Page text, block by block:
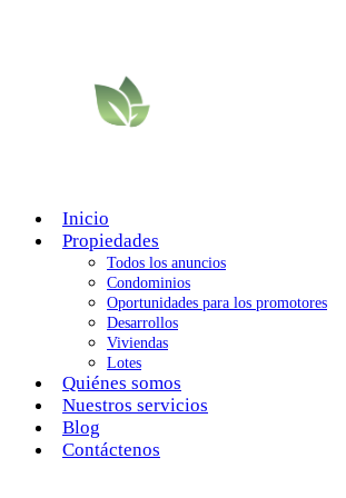
Inicio
Propiedades
Todos los anuncios
Condominios
Oportunidades para los promotores
Desarrollos
Viviendas
Lotes
Quiénes somos
Nuestros servicios
Blog
Contáctenos